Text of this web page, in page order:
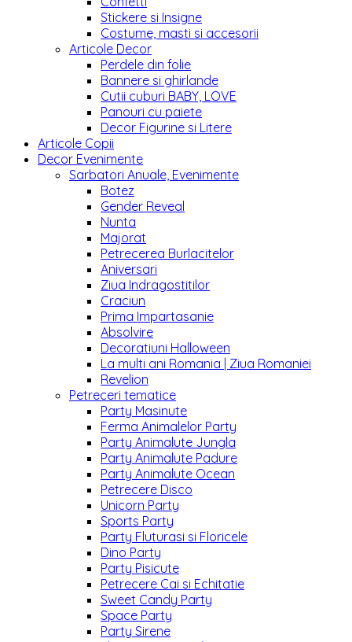
Stickere si Insigne
Costume, masti si accesorii
Articole Decor
Perdele din folie
Bannere si ghirlande
Cutii cuburi BABY, LOVE
Panouri cu paiete
Decor Figurine si Litere
Articole Copii
Decor Evenimente
Sarbatori Anuale, Evenimente
Botez
Gender Reveal
Nunta
Majorat
Petrecerea Burlacitelor
Aniversari
Ziua Indragostitilor
Craciun
Prima Impartasanie
Absolvire
Decoratiuni Halloween
La multi ani Romania | Ziua Romaniei
Revelion
Petreceri tematice
Party Masinute
Ferma Animalelor Party
Party Animalute Jungla
Party Animalute Padure
Party Animalute Ocean
Petrecere Disco
Unicorn Party
Sports Party
Party Fluturasi si Floricele
Dino Party
Party Pisicute
Petrecere Cai si Echitatie
Sweet Candy Party
Space Party
Party Sirene